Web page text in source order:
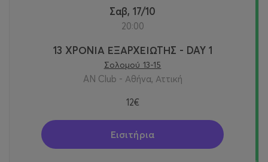
Σαβ, 17/10
20:00
13 ΧΡΟΝΙΑ ΕΞΑΡΧΕΙΩΤΗΣ - DAY 1
Σολομού 13-15
AN Club - Αθήνα, Αττική
12€
Εισιτήρια